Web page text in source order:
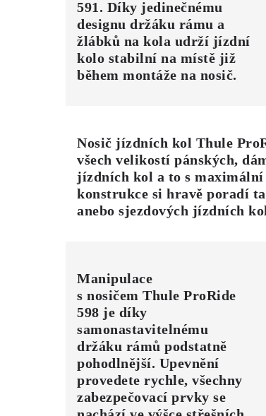
591. Díky jedinečnému
designu držáku rámu a
žlábků na kola udrží jízdní
kolo stabilní na místě již
během montáže na nosič.
Nosič jízdních kol Thule
všech velikostí pánských,
jízdních kol a to s maximální
konstrukce si hravě poradí
anebo sjezdových jízdních
Manipulace
s nosičem Thule ProRide
598 je díky
samonastavitelnému
držáku rámů podstatně
pohodlnější. Upevnění
provedete rychle, všechny
zabezpečovací prvky se